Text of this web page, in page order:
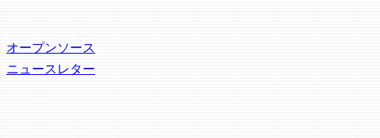
オープンソース
ニュースレター